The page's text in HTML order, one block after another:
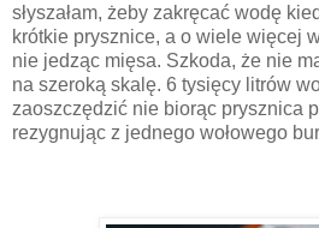
słyszałam, żeby zakręcać wodę
krótkie prysznice, a o wiele więcej
nie jedząc mięsa. Szkoda, że nie
na szeroką skalę. 6 tysięcy litrów
zaoszczędzić nie biorąc prysznica
rezygnując z jednego wołowego